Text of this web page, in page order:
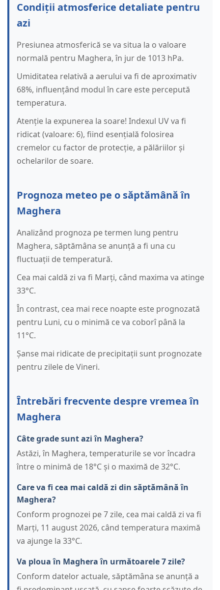
Condiții atmosferice detaliate pentru
azi
Presiunea atmosferică se va situa la o valoare
normală pentru Maghera, în jur de 1013 hPa.
Umiditatea relativă a aerului va fi de aproximativ
68%, influențând modul în care este percepută
temperatura.
Atenție la expunerea la soare! Indexul UV va fi
ridicat (valoare: 6), fiind esențială folosirea
cremelor cu factor de protecție, a pălăriilor și
ochelarilor de soare.
Prognoza meteo pe o săptămână în
Maghera
Analizând prognoza pe termen lung pentru
Maghera, săptămâna se anunță a fi una cu
fluctuații de temperatură.
Cea mai caldă zi va fi Marți, când maxima va atinge
33°C.
În contrast, cea mai rece noapte este prognozată
pentru Luni, cu o minimă ce va coborî până la
11°C.
Șanse mai ridicate de precipitații sunt prognozate
pentru zilele de Vineri.
Întrebări frecvente despre vremea în
Maghera
Câte grade sunt azi în Maghera?
Astăzi, în Maghera, temperaturile se vor încadra
între o minimă de 18°C și o maximă de 32°C.
Care va fi cea mai caldă zi din săptămână în
Maghera?
Conform prognozei pe 7 zile, cea mai caldă zi va fi
Marți, 11 august 2026, când temperatura maximă
va ajunge la 33°C.
Va ploua în Maghera în următoarele 7 zile?
Conform datelor actuale, săptămâna se anunță a